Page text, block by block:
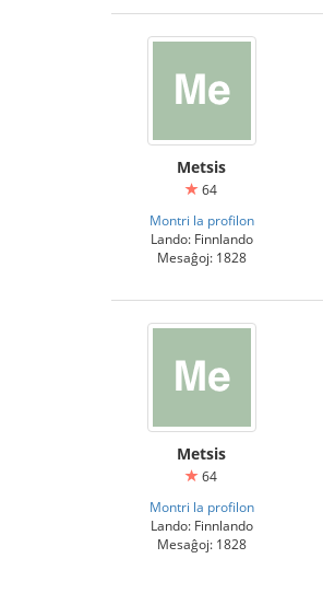
Metsis
64
Montri la profilon
Lando: Finnlando
Mesaĝoj: 1828
Metsis
64
Montri la profilon
Lando: Finnlando
Mesaĝoj: 1828